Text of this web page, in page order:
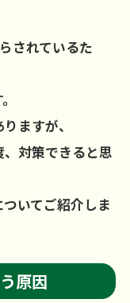
されているた
ますが、
、対策できると思
いてご紹介しま
原因